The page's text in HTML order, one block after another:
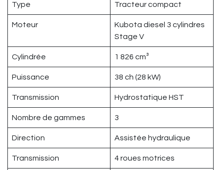
Type Tracteur compact
Moteur
Kubota diesel 3 cylindres
Stage V
Cylindrée 1 826 cm³
Puissance 38 ch (28 kW)
Transmission Hydrostatique HST
Nombre de gammes 3
Direction Assistée hydraulique
Transmission 4 roues motrices